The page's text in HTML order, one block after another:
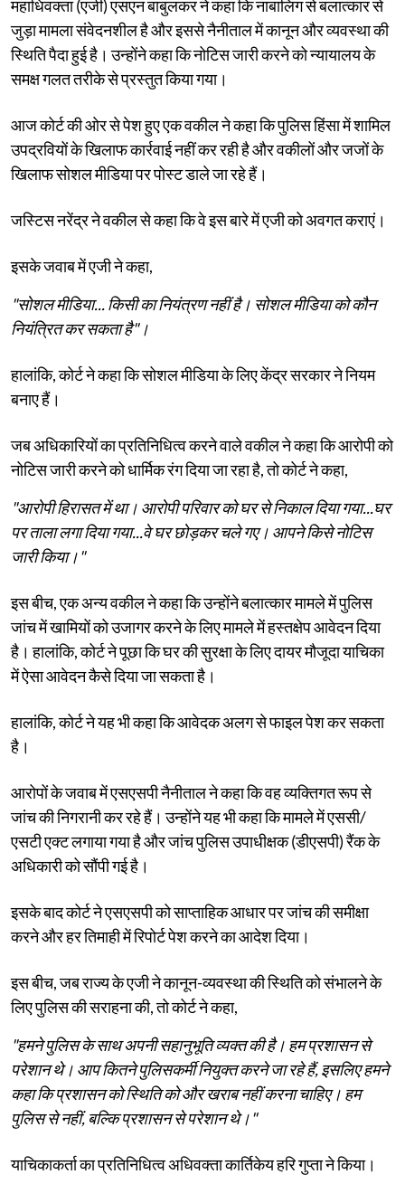
महाधिवक्ता (एजी) एसएन बाबुलकर ने कहा कि नाबालिग से बलात्कार से
जुड़ा मामला संवेदनशील है और इससे नैनीताल में कानून और व्यवस्था की
स्थिति पैदा हुई है। उन्होंने कहा कि नोटिस जारी करने को न्यायालय के
समक्ष गलत तरीके से प्रस्तुत किया गया।
आज कोर्ट की ओर से पेश हुए एक वकील ने कहा कि पुलिस हिंसा में शामिल
उपद्रवियों के खिलाफ कार्रवाई नहीं कर रही है और वकीलों और जजों के
खिलाफ सोशल मीडिया पर पोस्ट डाले जा रहे हैं।
जस्टिस नरेंद्र ने वकील से कहा कि वे इस बारे में एजी को अवगत कराएं।
इसके जवाब में एजी ने कहा,
"सोशल मीडिया... किसी का नियंत्रण नहीं है। सोशल मीडिया को कौन
नियंत्रित कर सकता है"।
हालांकि, कोर्ट ने कहा कि सोशल मीडिया के लिए केंद्र सरकार ने नियम
बनाए हैं।
जब अधिकारियों का प्रतिनिधित्व करने वाले वकील ने कहा कि आरोपी को
नोटिस जारी करने को धार्मिक रंग दिया जा रहा है, तो कोर्ट ने कहा,
"आरोपी हिरासत में था। आरोपी परिवार को घर से निकाल दिया गया...घर
पर ताला लगा दिया गया...वे घर छोड़कर चले गए। आपने किसे नोटिस
जारी किया।"
इस बीच, एक अन्य वकील ने कहा कि उन्होंने बलात्कार मामले में पुलिस
जांच में खामियों को उजागर करने के लिए मामले में हस्तक्षेप आवेदन दिया
है। हालांकि, कोर्ट ने पूछा कि घर की सुरक्षा के लिए दायर मौजूदा याचिका
में ऐसा आवेदन कैसे दिया जा सकता है।
हालांकि, कोर्ट ने यह भी कहा कि आवेदक अलग से फाइल पेश कर सकता
है।
आरोपों के जवाब में एसएसपी नैनीताल ने कहा कि वह व्यक्तिगत रूप से
जांच की निगरानी कर रहे हैं। उन्होंने यह भी कहा कि मामले में एससी/
एसटी एक्ट लगाया गया है और जांच पुलिस उपाधीक्षक (डीएसपी) रैंक के
अधिकारी को सौंपी गई है।
इसके बाद कोर्ट ने एसएसपी को साप्ताहिक आधार पर जांच की समीक्षा
करने और हर तिमाही में रिपोर्ट पेश करने का आदेश दिया।
इस बीच, जब राज्य के एजी ने कानून-व्यवस्था की स्थिति को संभालने के
लिए पुलिस की सराहना की, तो कोर्ट ने कहा,
"हमने पुलिस के साथ अपनी सहानुभूति व्यक्त की है। हम प्रशासन से
परेशान थे। आप कितने पुलिसकर्मी नियुक्त करने जा रहे हैं, इसलिए हमने
कहा कि प्रशासन को स्थिति को और खराब नहीं करना चाहिए। हम
पुलिस से नहीं, बल्कि प्रशासन से परेशान थे।"
याचिकाकर्ता का प्रतिनिधित्व अधिवक्ता कार्तिकेय हरि गुप्ता ने किया।